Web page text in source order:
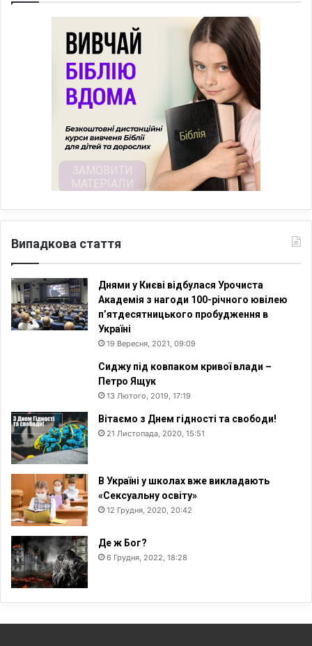
Випадкова стаття
Днями у Києві відбулася Урочиста
Академія з нагоди 100-річного ювілею
п’ятдесятницького пробудження в
Україні
19 Вересня, 2021, 09:09
Сиджу під ковпаком кривої влади –
Петро Ящук
13 Лютого, 2019, 17:19
Вітаємо з Днем гідності та свободи!
21 Листопада, 2020, 15:51
В Україні у школах вже викладають
«Сексуальну освіту»
12 Грудня, 2020, 20:42
Де ж Бог?
6 Грудня, 2022, 18:28